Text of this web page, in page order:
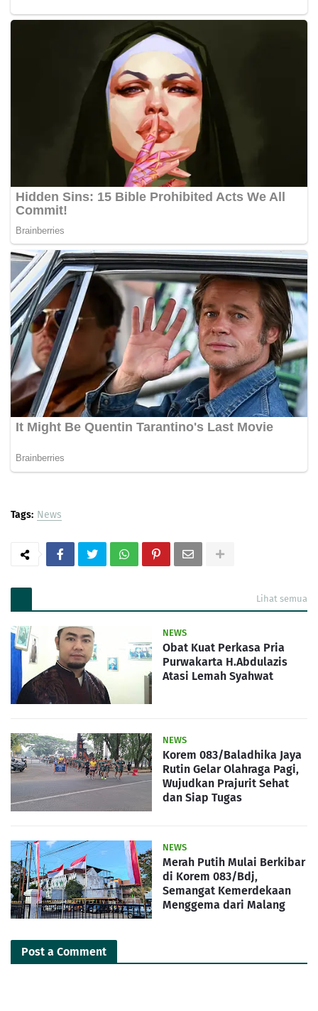
Tags: News
Lihat semua
NEWS
Obat Kuat Perkasa Pria
Purwakarta H.Abdulazis
Atasi Lemah Syahwat
NEWS
Korem 083/Baladhika Jaya
Rutin Gelar Olahraga Pagi,
Wujudkan Prajurit Sehat
dan Siap Tugas
NEWS
Merah Putih Mulai Berkibar
di Korem 083/Bdj,
Semangat Kemerdekaan
Menggema dari Malang
Post a Comment